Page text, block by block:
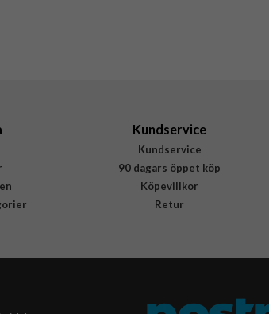
Kundservice
Kundservice
90 dagars öppet köp
Köpevillkor
Retur